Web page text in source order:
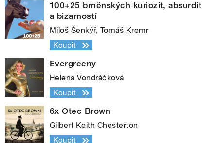
100+25 brněnských kuriozit, absurdit
a bizarností
Miloš Šenkýř, Tomáš Kremr
Koupit
Evergreeny
Helena Vondráčková
Koupit
6x Otec Brown
Gilbert Keith Chesterton
Koupit